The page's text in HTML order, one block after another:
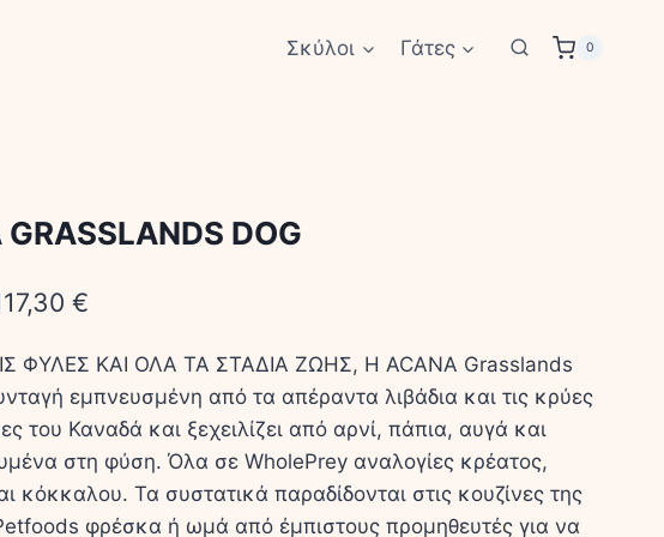
Σκύλοι Γάτες 0
DOG
€
ΦΥΛΕΣ ΚΑΙ ΟΛΑ ΤΑ ΣΤΑΔΙΑ ΖΩΗΣ, H ACANA Grasslands
εμπνευσμένη από τα απέραντα λιβάδια και τις κρύες
του Καναδά και ξεχειλίζει από αρνί, πάπια, αυγά και
στη φύση. Όλα σε WholePrey αναλογίες κρέατος,
κόκκαλου. Τα συστατικά παραδίδονται στις κουζίνες της
φρέσκα ή ωμά από έμπιστους προμηθευτές για να